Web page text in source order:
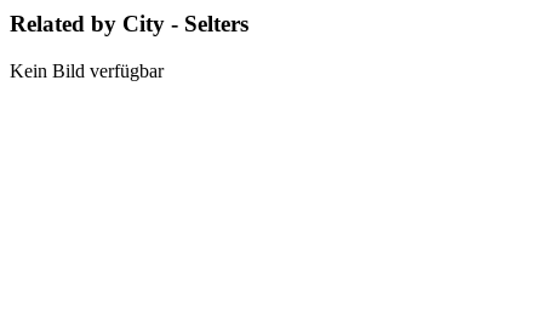
Related by City - Selters
Kein Bild verfügbar